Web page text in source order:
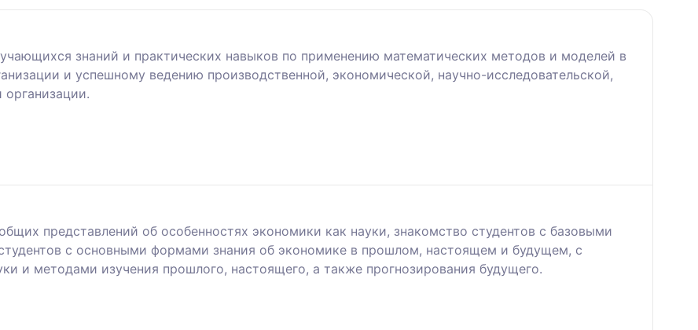
знаний и практических навыков по применению математических методов и моделей в
и успешному ведению производственной, экономической, научно-исследовательской,
представлений об особенностях экономики как науки, знакомство студентов с базовыми
с основными формами знания об экономике в прошлом, настоящем и будущем, с
и методами изучения прошлого, настоящего, а также прогнозирования будущего.